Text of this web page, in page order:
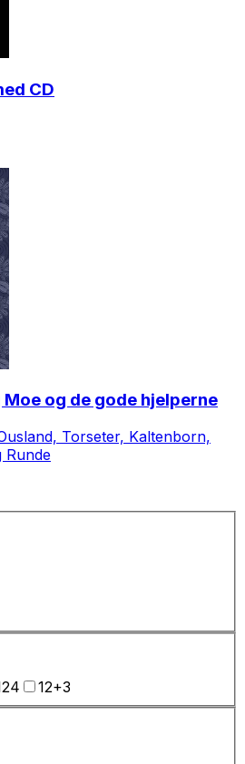
CD
og de gode hjelperne
Torseter, Kaltenborn,
Runde
4 12+3